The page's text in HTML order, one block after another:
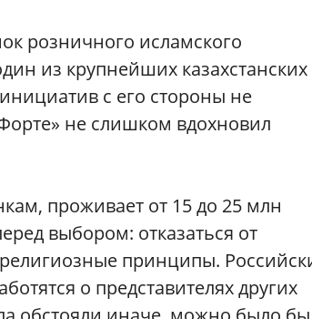
розничного исламского
из крупнейших казахстанских
с его стороны не
не слишком вдохновил
проживает от 15 до 25 млн
выбором: отказаться от
принципы.
о представителях других